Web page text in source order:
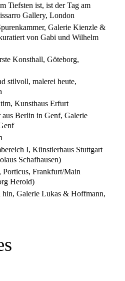
Tiefsten ist, ist der Tag am
Gallery, London
Galerie Kienzle &
von Gabi und Wilhelm
Konsthall, Göteborg,
stilvoll, malerei heute,
Kunsthaus Erfurt
Berlin in Genf, Galerie
I, Künstlerhaus Stuttgart
Schafhausen)
Porticus, Frankfurt/Main
Herold)
Galerie Lukas & Hoffmann,